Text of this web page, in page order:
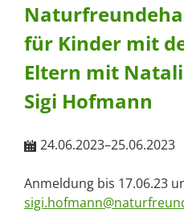
für Kinder mit
Eltern mit
Sigi Hofmann
24.06.2023–25.06.2023
Anmeldung bis 17.06.23